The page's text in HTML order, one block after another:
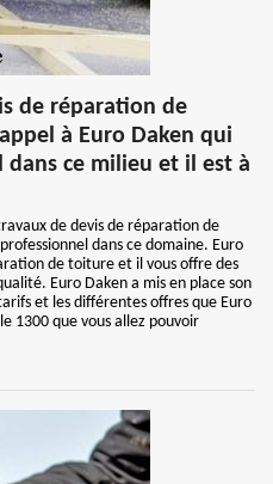
de réparation de
à Euro Daken qui
ce milieu et il est à
de devis de réparation de
dans ce domaine. Euro
de toiture et il vous offre des
Euro Daken a mis en place son
et les différentes offres que Euro
1300 que vous allez pouvoir